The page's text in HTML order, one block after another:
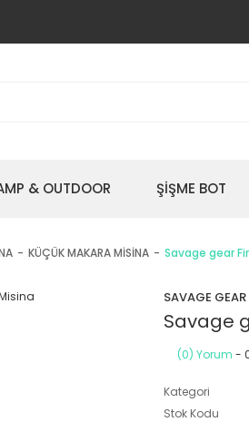
& OUTDOOR ŞİŞME BOT
KÜÇÜK MAKARA MİSİNA Savage gear
SAVAGE GEAR
Savage
(0) Yorum -
Kategori
Stok Kodu